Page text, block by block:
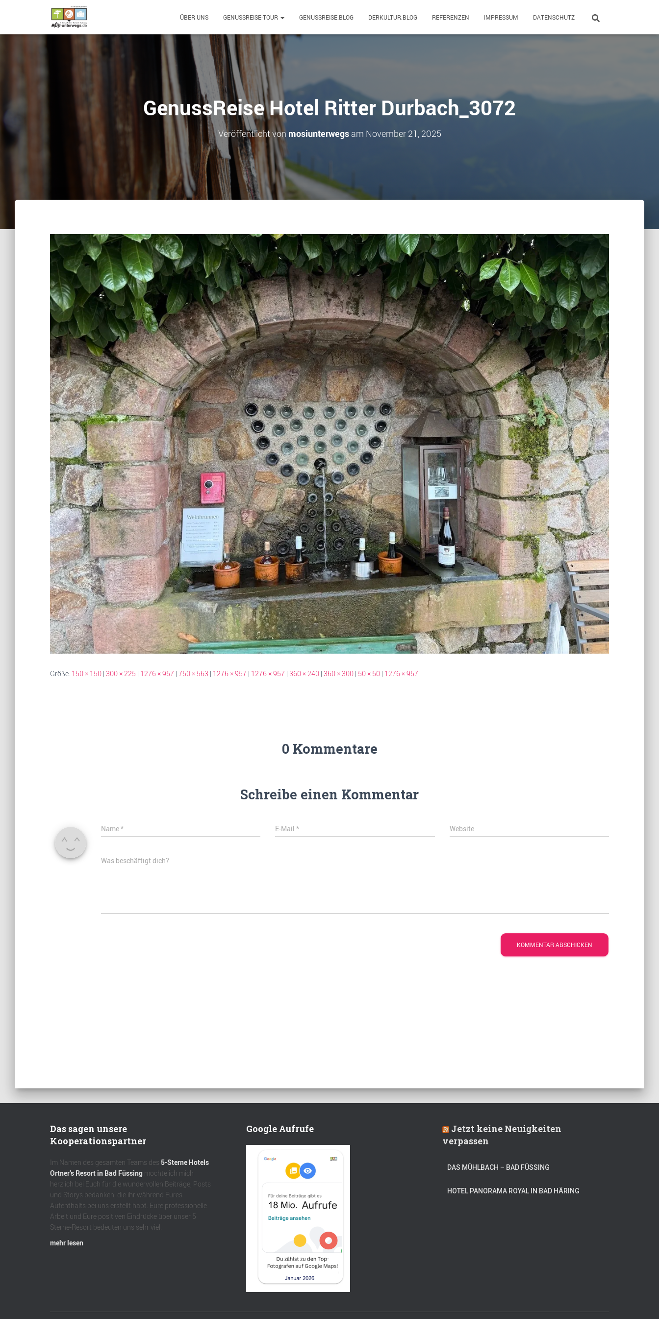
ÜBER UNS GENUSSREISE-TOUR GENUSSREISE.BLOG DERKULTUR.BLOG REFERENZEN IMPRESSUM DATENSCHUTZ
GenussReise Hotel Ritter Durbach_3072
Veröffentlicht von mosiunterwegsam November 21, 2025
Größe: 150 × 150 | 300 × 225 | 1276 × 957 | 750 × 563 | 1276 × 957 | 1276 × 957 | 360 × 240 | 360 × 300 | 50 × 50 | 1276 × 957
0 Kommentare
Schreibe einen Kommentar
Name* E-Mail* Website
Was beschäftigt dich?
Das sagen unsere
Kooperationspartner
Im Namen des gesamten Teams des 5-Sterne Hotels
Ortner’s Resort in Bad Füssing möchte ich mich
herzlich bei Euch für die wundervollen Beiträge, Posts
und Storys bedanken, die ihr während Eures
Aufenthalts bei uns erstellt habt. Eure professionelle
Arbeit und Eure positiven Eindrücke über unser 5
Sterne-Resort bedeuten uns sehr viel.
mehr lesen
Google Aufrufe
Jetzt keine Neuigkeiten
verpassen
DAS MÜHLBACH – BAD FÜSSING
HOTEL PANORAMA ROYAL IN BAD HÄRING